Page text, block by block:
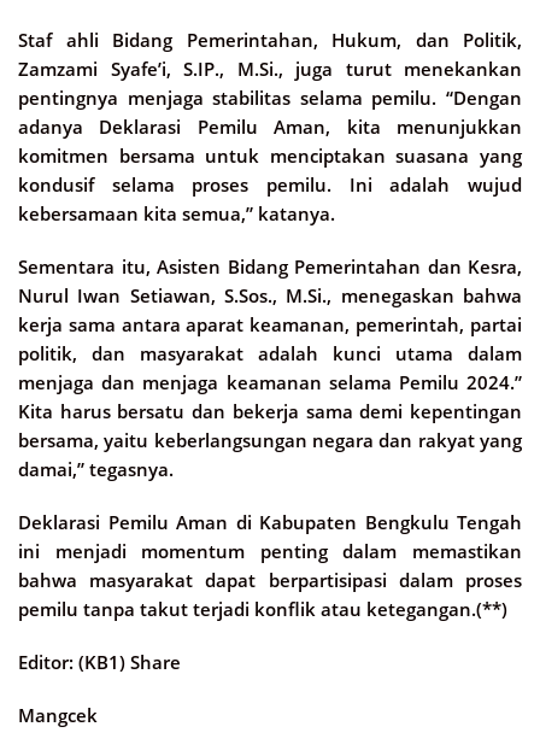
Staf ahli Bidang Pemerintahan, Hukum, dan Politik,
Zamzami Syafe’i, S.IP., M.Si., juga turut menekankan
pentingnya menjaga stabilitas selama pemilu. “Dengan
adanya Deklarasi Pemilu Aman, kita menunjukkan
komitmen bersama untuk menciptakan suasana yang
kondusif selama proses pemilu. Ini adalah wujud
kebersamaan kita semua,” katanya.
Sementara itu, Asisten Bidang Pemerintahan dan Kesra,
Nurul Iwan Setiawan, S.Sos., M.Si., menegaskan bahwa
kerja sama antara aparat keamanan, pemerintah, partai
politik, dan masyarakat adalah kunci utama dalam
menjaga dan menjaga keamanan selama Pemilu 2024.”
Kita harus bersatu dan bekerja sama demi kepentingan
bersama, yaitu keberlangsungan negara dan rakyat yang
damai,” tegasnya.
Deklarasi Pemilu Aman di Kabupaten Bengkulu Tengah
ini menjadi momentum penting dalam memastikan
bahwa masyarakat dapat berpartisipasi dalam proses
pemilu tanpa takut terjadi konflik atau ketegangan.(**)
Editor: (KB1) Share
Mangcek